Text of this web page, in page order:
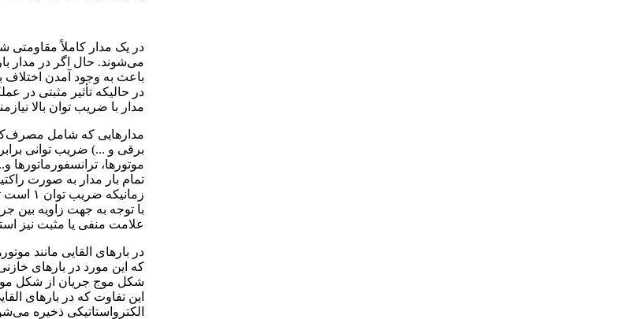
در یک مدار کاملاً
می‌شوند. حال اگر در مدار
باعث به وجود آمدن
در حالیکه تأثیر مثبتی در
مدار با ضریب توان بالا
مدارهایی که شامل
موتورها،
تمام بار مدار به صورت
با توجه به جهت زاویه بین
علامت منفی یا مثبت نیز
در بارهای القایی مانند
که این مورد در بارهای
شکل موج جریان از شکل موج
این تفاوت که در بارهای
الکترواستاتیکی ذخیره